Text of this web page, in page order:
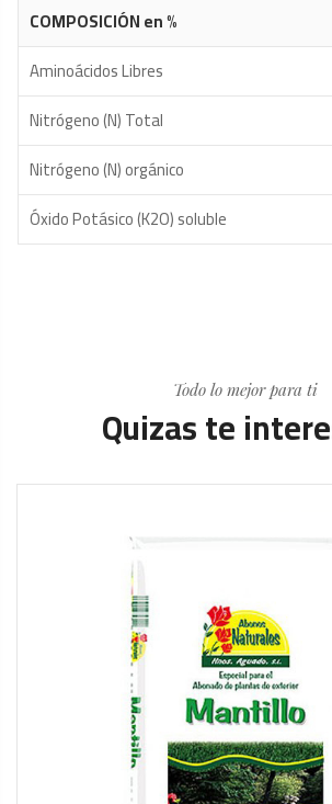
COMPOSICIÓN en %
Aminoácidos Libres
Nitrógeno (N) Total
Nitrógeno (N) orgánico
Óxido Potásico (K2O) soluble
Todo lo mejor para ti
Quizas te